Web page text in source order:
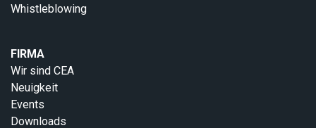
Whistleblowing
FIRMA
Wir sind CEA
Neuigkeit
Events
Downloads